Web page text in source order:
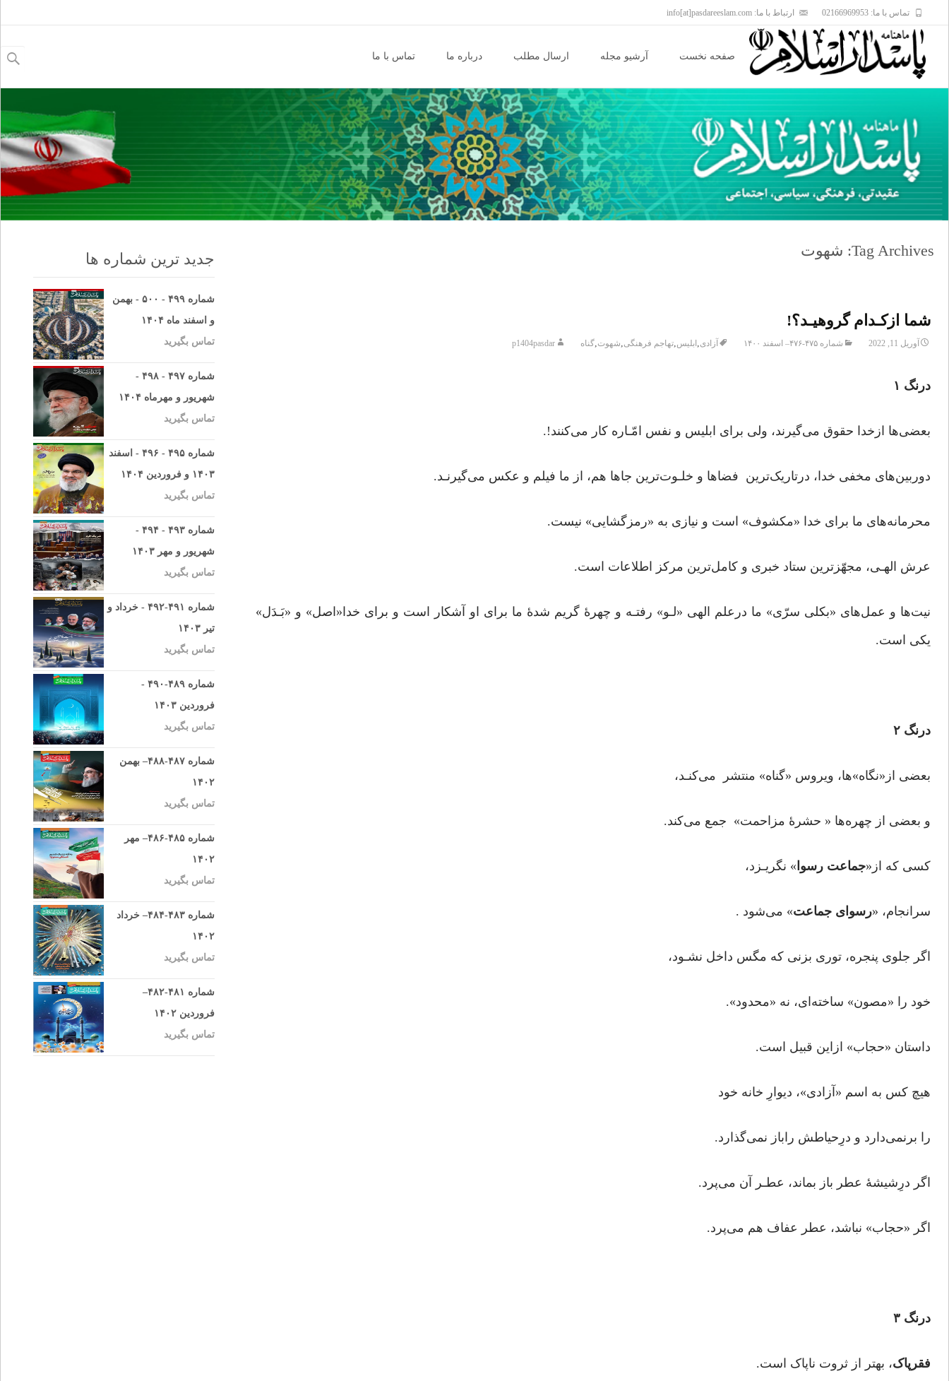
تماس با ما: 02166969953 ارتباط با ما: info[at]pasdareeslam.com
content
صفحه نخست آرشیو مجله ارسال مطلب درباره ما تماس با ما
برای:
Tag Archives: شهوت
شما ازکـدام گروهیـد؟!
آوریل 11, 2022 شماره ۴۷۵-۴۷۶– اسفند ۱۴۰۰ آزادی, ابلیس,تهاجم فرهنگی,شهوت,گناه p1404pasdar
درنگ ۱
بعضی‌ها ازخدا حقوق می‌گیرند، ولی برای ابلیس و نفس امّـاره کار می‌کنند!.
دوربین‌های مخفی خدا، درتاریک‌ترین فضاها و خلـوت‌ترین جاها هم، از ما فیلم و عکس می‌گیرنـد.
محرمانه‌های ما برای خدا «مکشوف» است و نیازی به «رمزگشایی» نیست.
عرش الهـی، مجهّزترین ستاد خبری و کامل‌ترین مرکز اطلاعات است.
نیت‌ها و عمل‌های «بکلی سرّی» ما درعلم الهی «لـو» رفتـه و چهرۀ گریم شدۀ ما برای او آشکار است و برای خدا«اصل» و «بَـدَل»
یکی است.
درنگ ۲
بعضی از«نگاه»‌ها، ویروس «گناه» منتشر می‌کنـد،
و بعضی از چهره‌ها « حشرۀ مزاحمت» جمع می‌کند.
کسی که از«جماعت رسوا » نگریـزد،
سرانجام، «رسوای جماعت» می‌شود .
اگر جلوی پنجره، توری بزنی که مگس داخل نشـود،
خود را «مصون» ساخته‌ای، نه «محدود».
داستان «حجاب» ازاین قبیل است.
هیچ کس به اسم «آزادی»، دیوارِ خانه خود
را برنمی‌دارد و درِحیاطش راباز نمی‌گذارد.
اگر درِشیشۀ عطر باز بماند، عطـر آن می‌پرد.
اگر «حجاب» نباشد، عطر عفاف هم می‌پرد.
درنگ ۳
فقرپاک، بهتر از ثروت ناپاک است.
جدید ترین شماره ها
شماره ۴۹۹ - ۵۰۰ - بهمن
و اسفند ماه ۱۴۰۴
تماس بگیرید
شماره ۴۹۷ - ۴۹۸ -
شهریور و مهرماه ۱۴۰۴
تماس بگیرید
شماره ۴۹۵ - ۴۹۶ - اسفند
۱۴۰۳ و فروردین ۱۴۰۴
تماس بگیرید
شماره ۴۹۳ - ۴۹۴ -
شهریور و مهر ۱۴۰۳
تماس بگیرید
شماره ۴۹۱-۴۹۲ - خرداد و
تیر ۱۴۰۳
تماس بگیرید
شماره ۴۸۹-۴۹۰ -
فروردین ۱۴۰۳
تماس بگیرید
شماره ۴۸۷-۴۸۸– بهمن
۱۴۰۲
تماس بگیرید
شماره ۴۸۵-۴۸۶– مهر
۱۴۰۲
تماس بگیرید
شماره ۴۸۳-۴۸۴– خرداد
۱۴۰۲
تماس بگیرید
شماره ۴۸۱-۴۸۲–
فروردین ۱۴۰۲
تماس بگیرید